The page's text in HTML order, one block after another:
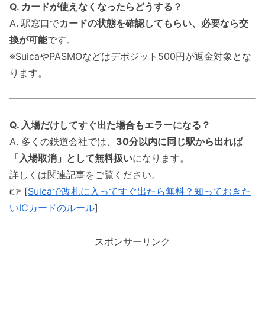
Q. カードが使えなくなったらどうする？
A. 駅窓口でカードの状態を確認してもらい、必要なら交
換が可能です。
※SuicaやPASMOなどはデポジット500円が返金対象とな
ります。
Q. 入場だけしてすぐ出た場合もエラーになる？
A. 多くの鉄道会社では、 30分以内に同じ駅から出れば
「入場取消」として無料扱いになります。
詳しくは関連記事をご覧ください。
👉 [Suicaで改札に入ってすぐ出たら無料？知っておきた
いICカードのルール]
スポンサーリンク